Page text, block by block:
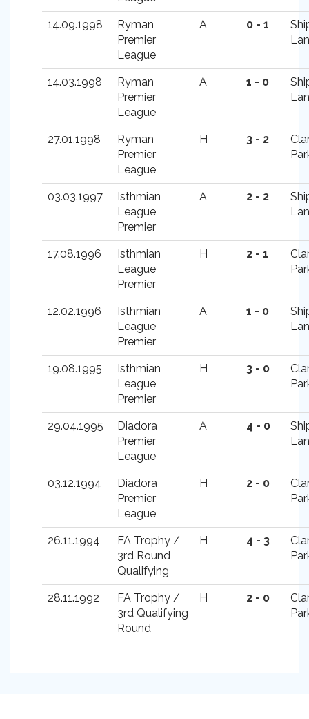
14.09.1998
Ryman
Premier
League
A 0 - 1
14.03.1998
Ryman
Premier
League
A 1 - 0
27.01.1998
Ryman
Premier
League
H 3 - 2
03.03.1997
Isthmian
League
Premier
A 2 - 2
17.08.1996
Isthmian
League
Premier
H 2 - 1
12.02.1996
Isthmian
League
Premier
A 1 - 0
19.08.1995
Isthmian
League
Premier
H 3 - 0
29.04.1995
Diadora
Premier
League
A 4 - 0
03.12.1994
Diadora
Premier
League
H 2 - 0
26.11.1994
FA Trophy /
3rd Round
Qualifying
H 4 - 3
28.11.1992
FA Trophy /
3rd Qualifying
Round
H 2 - 0